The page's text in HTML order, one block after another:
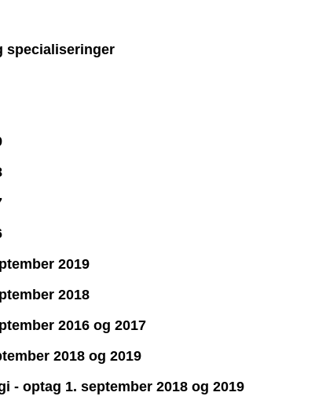
specialiseringer
2019
2018
2016 og 2017
2018 og 2019
- optag 1. september 2018 og 2019